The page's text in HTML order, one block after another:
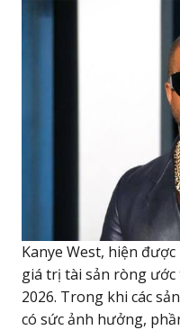
Kanye West, hiện
giá trị tài sản ròng ước
2026. Trong khi các
có sức ảnh hưởng,